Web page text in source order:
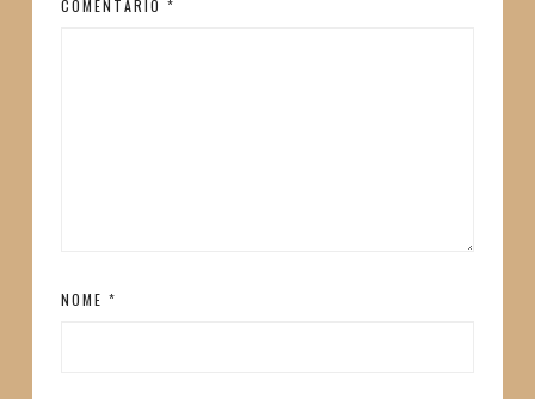
COMENTÁRIO *
NOME *